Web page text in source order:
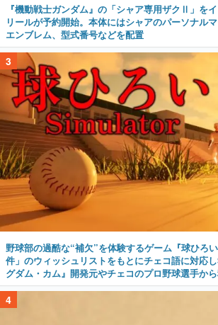
『機動戦士ガンダム』の「シャア専用ザクⅡ」を
リールが予約開始。本体にはシャアのパーソナル
エンブレム、型式番号などを配置
3
野球部の過酷な“補欠”を体験するゲーム『球ひろ
件」のウィッシュリストをもとにチェコ語に対応
グダム・カム』開発元やチェコのプロ野球選手か
4